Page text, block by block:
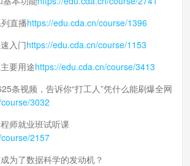
直播https://edu.cda.cn/course/1396
入门https://edu.cda.cn/course/1153
要用途https://edu.cda.cn/course/3413
条视频，告诉你“打工人”凭什么能刷爆全网
3032
师就业班试听课
2157
为了数据科学的发动机？